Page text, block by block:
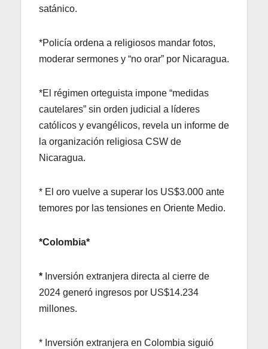
satánico.
*Policía ordena a religiosos mandar fotos,
moderar sermones y “no orar” por Nicaragua.
*El régimen orteguista impone “medidas
cautelares” sin orden judicial a líderes
católicos y evangélicos, revela un informe de
la organización religiosa CSW de
Nicaragua.
* El oro vuelve a superar los US$3.000 ante
temores por las tensiones en Oriente Medio.
*Colombia*
* Inversión extranjera directa al cierre de
2024 generó ingresos por US$14.234
millones.
* Inversión extranjera en Colombia siguió